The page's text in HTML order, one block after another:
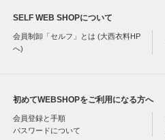
SELF WEB SHOPについて
会員制卸「セルフ」とは (大西衣料HP
へ)
初めてWEBSHOPをご利用になる方へ
会員登録と手順
パスワードについて